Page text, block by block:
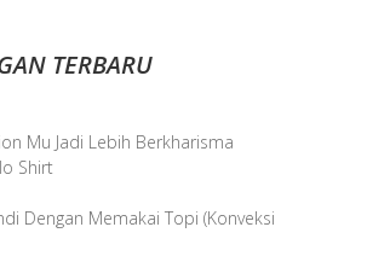
TERBARU
Mu Jadi Lebih Berkharisma
Shirt
Dengan Memakai Topi (Konveksi